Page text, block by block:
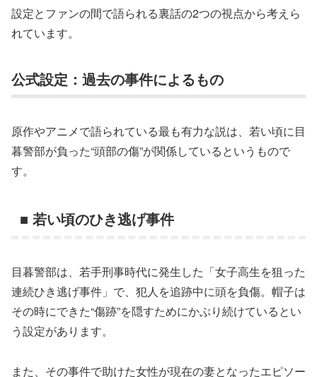
設定とファンの間で語られる裏話の2つの視点から考えら
れています。
公式設定：過去の事件によるもの
原作やアニメで語られている最も有力な説は、若い頃に目
暮警部が負った“頭部の傷”が関係しているというもので
す。
■ 若い頃のひき逃げ事件
目暮警部は、若手刑事時代に発生した「女子高生を狙った
連続ひき逃げ事件」で、犯人を追跡中に頭を負傷。帽子は
その時にできた“傷跡”を隠すためにかぶり続けているとい
う設定があります。
また、その事件で助けた女性が現在の妻となったエピソー